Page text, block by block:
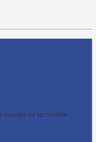
ссылка на источник